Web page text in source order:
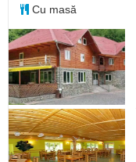
Cu masă